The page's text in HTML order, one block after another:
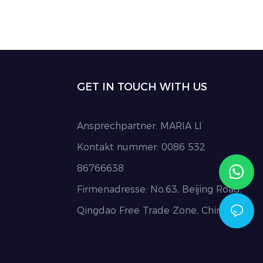
GET IN TOUCH WITH US
Ansprechpartner: MARIA LI
Kontakt nummer: 0086 532
86766638
Firmenadresse: No.63, Beijing Road,
Qingdao Free Trade Zone, China